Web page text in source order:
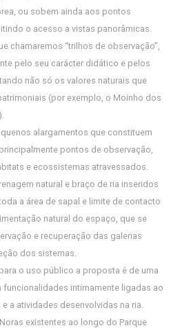
ou sobem ainda aos pontos
o acesso a vistas panorâmicas.
chamaremos “trilhos de observação”,
pelo seu carácter didático e pelos
não só os valores naturais que
(por exemplo, o Moinho dos
alargamentos que constituem
pontos de observação,
e ecossistemas atravessados.
natural e braço de ria inseridos
a área de sapal e limite de contacto
natural do espaço, que se
e recuperação das galerias
dos sistemas.
o uso público a proposta é de uma
intimamente ligadas ao
a atividades desenvolvidas na ria.
existentes ao longo do Parque